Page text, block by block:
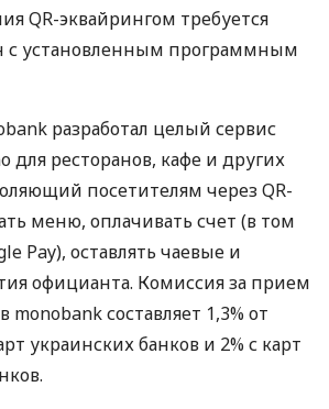
QR-эквайрингом требуется
с установленным программным
разработал целый сервис
для ресторанов, кафе и других
посетителям через QR-
меню, оплачивать счет (в том
Pay), оставлять чаевые и
официанта. Комиссия за прием
monobank составляет 1,3% от
украинских банков и 2% с карт